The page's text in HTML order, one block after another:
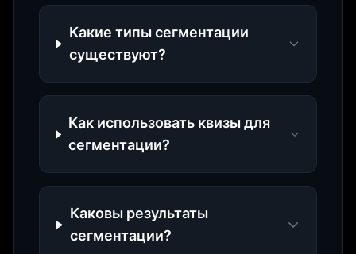
Какие типы сегментации
существуют?
Как использовать квизы для
сегментации?
Каковы результаты
сегментации?